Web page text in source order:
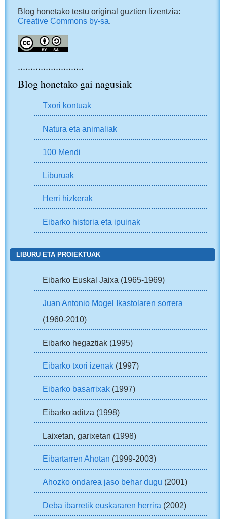
Blog honetako testu original guztien lizentzia:
Creative Commons by-sa.
..........................
Blog honetako gai nagusiak
Txori kontuak
Natura eta animaliak
100 Mendi
Liburuak
Herri hizkerak
Eibarko historia eta ipuinak
LIBURU ETA PROIEKTUAK
Eibarko Euskal Jaixa (1965-1969)
Juan Antonio Mogel Ikastolaren sorrera
(1960-2010)
Eibarko hegaztiak (1995)
Eibarko txori izenak(1997)
Eibarko basarrixak(1997)
Eibarko aditza (1998)
Laixetan, garixetan (1998)
Eibartarren Ahotan (1999-2003)
Ahozko ondarea jaso behar dugu (2001)
Deba ibarretik euskararen herrira (2002)